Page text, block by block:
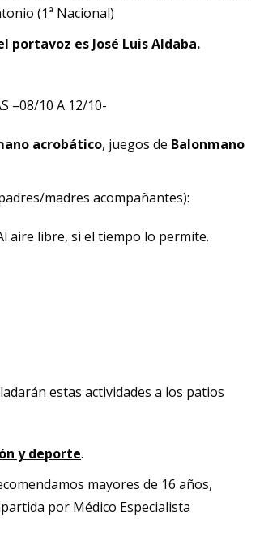
(1ª Nacional)
portavoz es José Luis Aldaba.
–08/10 A 12/10-
acrobático, juegos de Balonmano
madres acompañantes):
aire libre, si el tiempo lo permite.
estas actividades a los patios
y deporte.
mayores de 16 años,
por Médico Especialista